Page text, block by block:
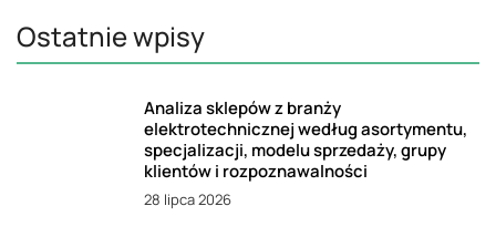
Ostatnie wpisy
Analiza sklepów z branży
elektrotechnicznej według asortymentu,
specjalizacji, modelu sprzedaży, grupy
klientów i rozpoznawalności
28 lipca 2026